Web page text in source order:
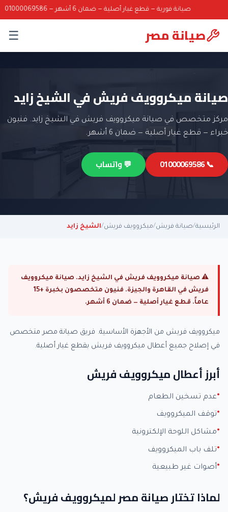
صيانة فورية — قطع غيار أصلية — ضمان 6 أشهر — 01000069586
صيانة مصر ☰
صيانة ميكروويف فريش في الشيخ زايد
مركز متخصص في صيانة ميكروويف فريش في الشيخ زايد. فنيون
خبراء — قطع غيار أصلية — ضمان 6 أشهر.
📞 01000069586 💬 واتساب
الرئيسية/صيانة فريش/ميكروويف فريش/الشيخ زايد
⚠ صيانة ميكروويف فريش في الشيخ زايد. صيانة ميكروويف
فريش في القاهرة والجيزة. فنيون متخصصون بخبرة +15
عاماً. قطع غيار أصلية — ضمان 6 أشهر.
ميكروويف فريش من الأجهزة الأساسية. فريق صيانة مصر متخصص
في إصلاح جميع أعطال ميكروويف فريش بقطع غيار أصلية.
أبرز أعطال ميكروويف فريش
عدم تسخين الطعام
توقف الميكروويف
مشاكل اللوحة الإلكترونية
تلف باب الميكروويف
أصوات غير طبيعية
لماذا تختار صيانة مصر لميكروويف فريش؟